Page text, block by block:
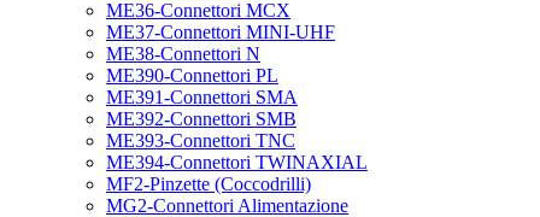
ME36-Connettori MCX
ME37-Connettori MINI-UHF
ME38-Connettori N
ME390-Connettori PL
ME391-Connettori SMA
ME392-Connettori SMB
ME393-Connettori TNC
ME394-Connettori TWINAXIAL
MF2-Pinzette (Coccodrilli)
MG2-Connettori Alimentazione